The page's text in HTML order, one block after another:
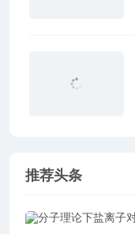
推荐头条